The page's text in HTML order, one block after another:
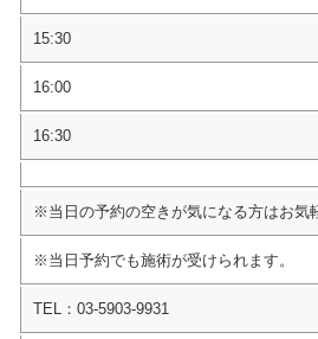
15:30
16:00
16:30
※当日の予約の空きが気になる方はお気
※当日予約でも施術が受けられます。
TEL：03-5903-9931